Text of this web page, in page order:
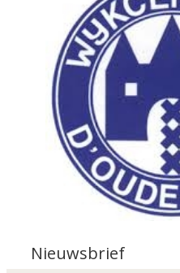
Nieuwsbrief